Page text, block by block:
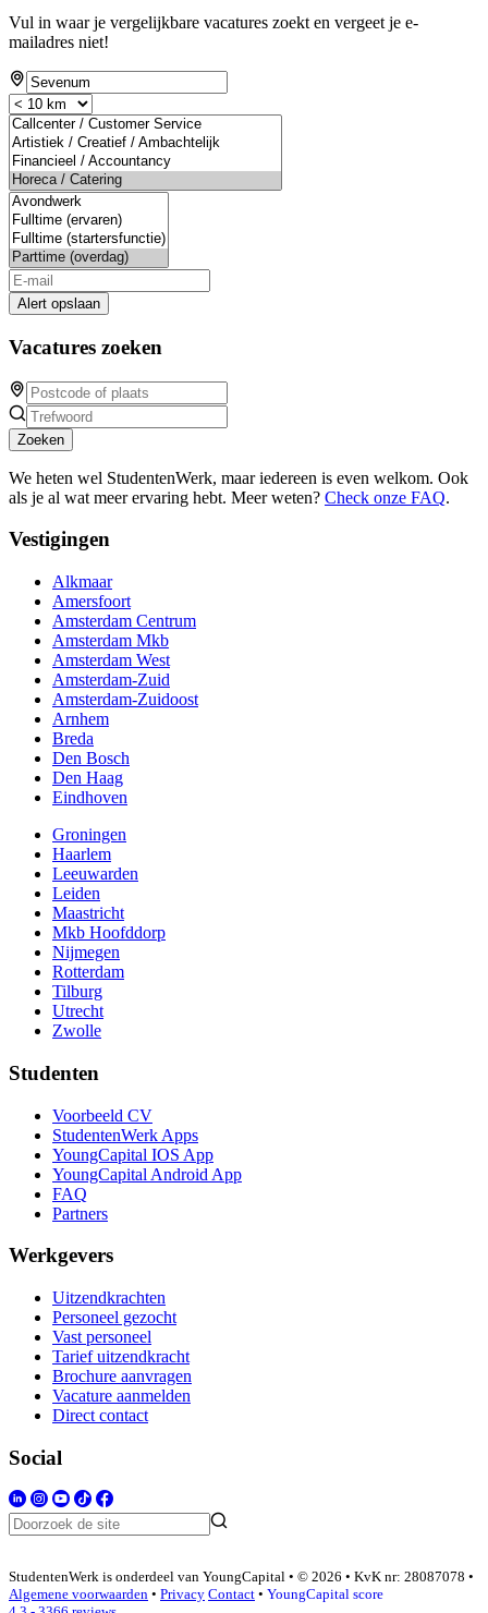
Vul in waar je vergelijkbare vacatures zoekt en vergeet je e-
mailadres niet!
Alert opslaan
Vacatures zoeken
Zoeken
We heten wel StudentenWerk, maar iedereen is even welkom. Ook
als je al wat meer ervaring hebt. Meer weten? Check onze FAQ.
Vestigingen
Alkmaar
Amersfoort
Amsterdam Centrum
Amsterdam Mkb
Amsterdam West
Amsterdam-Zuid
Amsterdam-Zuidoost
Arnhem
Breda
Den Bosch
Den Haag
Eindhoven
Groningen
Haarlem
Leeuwarden
Leiden
Maastricht
Mkb Hoofddorp
Nijmegen
Rotterdam
Tilburg
Utrecht
Zwolle
Studenten
Voorbeeld CV
StudentenWerk Apps
YoungCapital IOS App
YoungCapital Android App
FAQ
Partners
Werkgevers
Uitzendkrachten
Personeel gezocht
Vast personeel
Tarief uitzendkracht
Brochure aanvragen
Vacature aanmelden
Direct contact
Social
StudentenWerk is onderdeel van YoungCapital • © 2026 • KvK nr: 28087078 •
Algemene voorwaarden • Privacy Contact • YoungCapital score